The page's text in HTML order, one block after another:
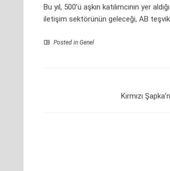
Bu yıl, 500’ü aşkın katılımcının yer
iletişim sektörünün geleceği, AB
Posted in Genel
Kırmızı